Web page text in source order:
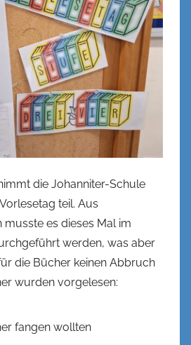
e
n
k
e
l
die Johanniter-Schule
teil. Aus
musste es dieses Mal im
werden, was aber
die Bücher keinen Abbruch
wurden vorgelesen:
fangen wollten